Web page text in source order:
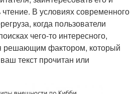
В условиях современного
когда пользователи
чего-то интересного,
решающим фактором, который
текст прочитан или